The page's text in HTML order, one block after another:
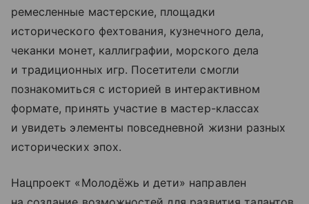
ремесленные мастерские, площадки
исторического фехтования, кузнечного дела,
чеканки монет, каллиграфии, морского дела
и традиционных игр. Посетители смогли
познакомиться с историей в интерактивном
формате, принять участие в мастер-классах
и увидеть элементы повседневной жизни разных
исторических эпох.
Нацпроект «Молодёжь и дети» направлен